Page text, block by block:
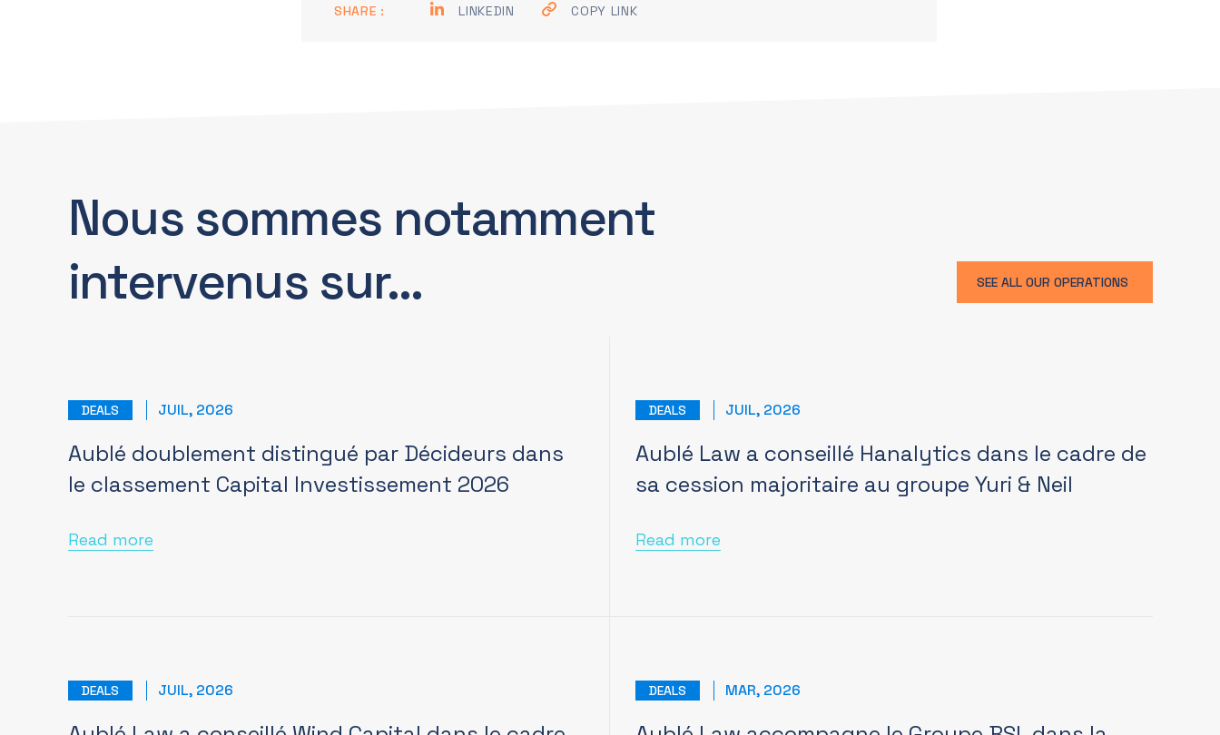
SHARE : LINKEDIN COPY LINK
Nous sommes notamment
intervenus sur…
SEE ALL OUR OPERATIONS
DEALS JUIL, 2026
Aublé doublement distingué par Décideurs dans
le classement Capital Investissement 2026
Read more
DEALS JUIL, 2026
Aublé Law a conseillé Hanalytics dans le cadre de
sa cession majoritaire au groupe Yuri & Neil
Read more
DEALS JUIL, 2026 DEALS MAR, 2026